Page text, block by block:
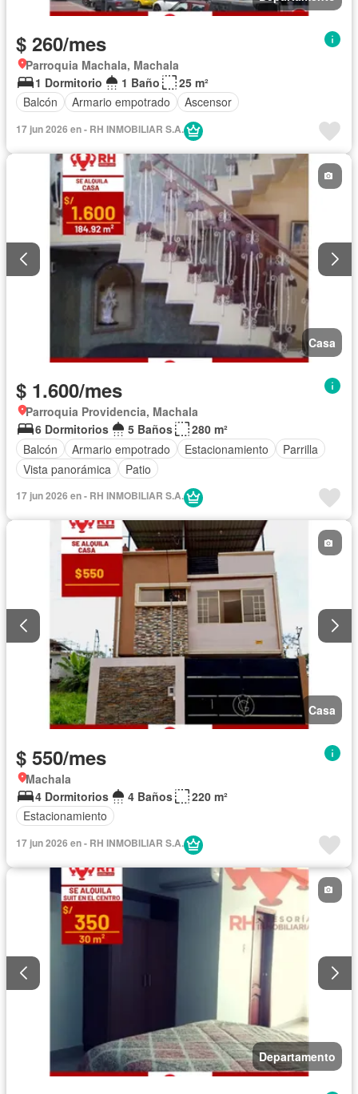
$ 260/mes
Parroquia Machala, Machala
1 Dormitorio
1 Baño
25 m²
Balcón
Armario empotrado Ascensor
17 jun 2026 en - RH INMOBILIAR S.A.
Casa
$ 1.600/mes
Parroquia Providencia, Machala
6 Dormitorios
5 Baños
280 m²
Balcón
Armario empotrado Estacionamiento
Parrilla
Vista panorámica
Patio
17 jun 2026 en - RH INMOBILIAR S.A.
Casa
$ 550/mes
Machala
4 Dormitorios
4 Baños
220 m²
Estacionamiento
17 jun 2026 en - RH INMOBILIAR S.A.
Departamento